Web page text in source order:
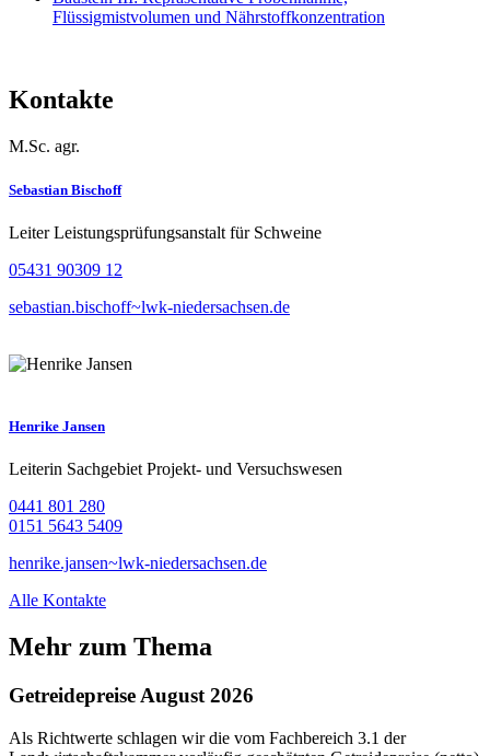
Flüssigmistvolumen und Nährstoffkonzentration
Kontakte
M.Sc. agr.
Sebastian Bischoff
Leiter Leistungsprüfungsanstalt für Schweine
05431 90309 12
sebastian.bischoff~lwk-niedersachsen.de
Henrike Jansen
Leiterin Sachgebiet Projekt- und Versuchswesen
0441 801 280
0151 5643 5409
henrike.jansen~lwk-niedersachsen.de
Alle Kontakte
Mehr zum Thema
Getreidepreise August 2026
Als Richtwerte schlagen wir die vom Fachbereich 3.1 der